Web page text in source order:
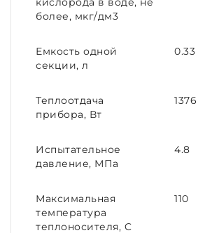
более, мкг/дм3
Емкость одной
секции, л
0.33
Теплоотдача
прибора, Вт
1376
Испытательное
давление, МПа
4.8
Максимальная
температура
теплоносителя, C
110